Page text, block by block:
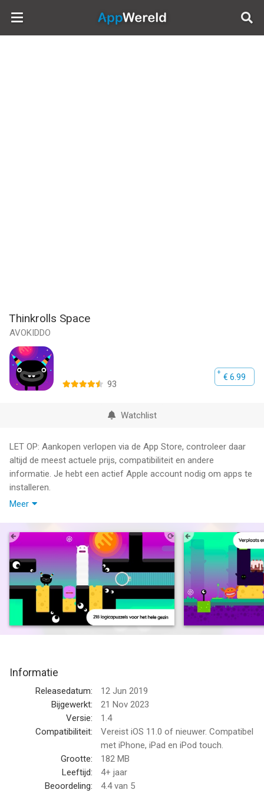
AppWereld
Thinkrolls Space
AVOKIDDO
€ 6.99
93
Watchlist
LET OP: Aankopen verlopen via de App Store, controleer daar
altijd de meest actuele prijs, compatibiliteit en andere
informatie. Je hebt een actief Apple account nodig om apps te
installeren.
puzzelgame. Kleurrijke helden rollen dapper door meer dan 200
doolhoven verspreid over 7 unieke planeten waar geen enkele
Thinkroll ooit eerder heeft gerold!
Een stelletje knotsgekke aliens zal je van oor tot oor laten
grijnzen, maar voor het bereiken van je doel heb je hersens en
vlugge vingers nodig. Zet alles op alles om de wachtende UFO
te halen, want die straalt je Thinkroll naar de volgende
MAAK KENNIS MET DE ALIENS
Thinkrolls en Thinkrolls 2 introduceerden onze rollende helden.
Thinkrolls: Kings & Queens voegde gave nieuwe concepten en
draken toe. Deze keer knalt Thinkrolls Space de bekroonde
serie rechtstreeks de ruimte in.
Kom oog in oog te staan met slijmmonsters, piepende robots,
verende sopraan-aliens en kaasmonsters die dol zijn op
Meer
Informatie
Releasedatum:
12 Jun 2019
Bijgewerkt:
21 Nov 2023
Versie:
1.4
Compatibiliteit:
Vereist iOS 11.0 of nieuwer. Compatibel
met iPhone, iPad en iPod touch.
Grootte:
182 MB
Leeftijd:
4+ jaar
Beoordeling:
4.4van 5